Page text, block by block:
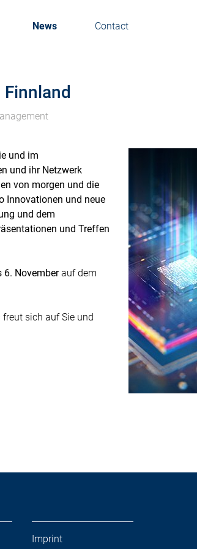
News Contact
und im
und ihr Netzwerk
von morgen und die
Innovationen und neue
und dem
und Treffen
6. Novemberauf dem
sich auf Sie und
Imprint